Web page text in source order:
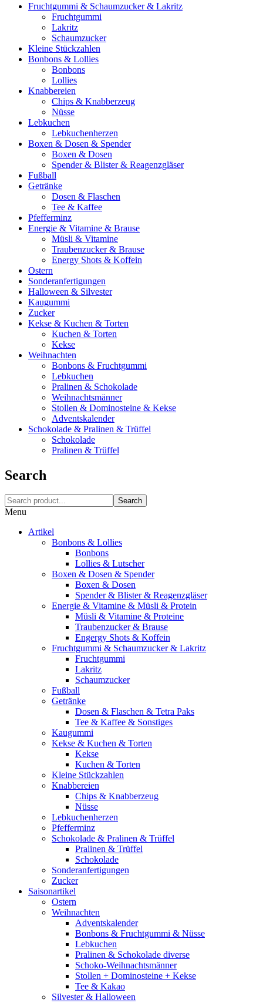
Fruchtgummi & Schaumzucker & Lakritz
Fruchtgummi
Lakritz
Schaumzucker
Kleine Stückzahlen
Bonbons & Lollies
Bonbons
Lollies
Knabbereien
Chips & Knabberzeug
Nüsse
Lebkuchen
Lebkuchenherzen
Boxen & Dosen & Spender
Boxen & Dosen
Spender & Blister & Reagenzgläser
Fußball
Getränke
Dosen & Flaschen
Tee & Kaffee
Pfefferminz
Energie & Vitamine & Brause
Müsli & Vitamine
Traubenzucker & Brause
Energy Shots & Koffein
Ostern
Sonderanfertigungen
Halloween & Silvester
Kaugummi
Zucker
Kekse & Kuchen & Torten
Kuchen & Torten
Kekse
Weihnachten
Bonbons & Fruchtgummi
Lebkuchen
Pralinen & Schokolade
Weihnachtsmänner
Stollen & Dominosteine & Kekse
Adventskalender
Schokolade & Pralinen & Trüffel
Schokolade
Pralinen & Trüffel
Search
Search
Menu
Artikel
Bonbons & Lollies
Bonbons
Lollies & Lutscher
Boxen & Dosen & Spender
Boxen & Dosen
Spender & Blister & Reagenzgläser
Energie & Vitamine & Müsli & Protein
Müsli & Vitamine & Proteine
Traubenzucker & Brause
Engergy Shots & Koffein
Fruchtgummi & Schaumzucker & Lakritz
Fruchtgummi
Lakritz
Schaumzucker
Fußball
Getränke
Dosen & Flaschen & Tetra Paks
Tee & Kaffee & Sonstiges
Kaugummi
Kekse & Kuchen & Torten
Kekse
Kuchen & Torten
Kleine Stückzahlen
Knabbereien
Chips & Knabberzeug
Nüsse
Lebkuchenherzen
Pfefferminz
Schokolade & Pralinen & Trüffel
Pralinen & Trüffel
Schokolade
Sonderanfertigungen
Zucker
Saisonartikel
Ostern
Weihnachten
Adventskalender
Bonbons & Fruchtgummi & Nüsse
Lebkuchen
Pralinen & Schokolade diverse
Schoko-Weihnachtsmänner
Stollen + Dominosteine + Kekse
Tee & Kakao
Silvester & Halloween